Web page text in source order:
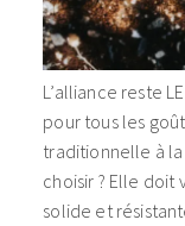
L’alliance reste
pour tous les
traditionnelle à
choisir ? Elle doit
solide et